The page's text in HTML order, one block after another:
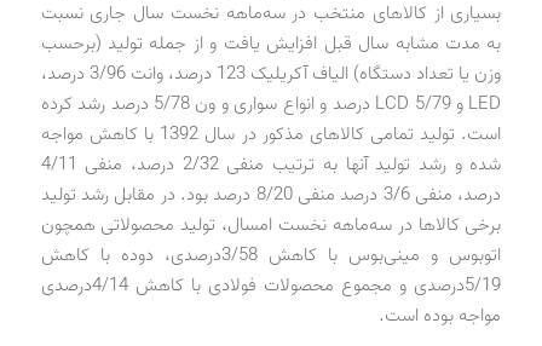
بسیاری از کالاهای منتخب در سه‌ماهه نخست سال جاری نسبت
به مدت مشابه سال قبل افزایش یافت و از جمله تولید (برحسب
وزن یا تعداد دستگاه) الیاف آکریلیک 123 درصد، وانت 3/96 درصد،
LED و LCD 5/79 درصد و انواع سواری و ون 5/78 درصد رشد کرده
است. تولید تمامی کالاهای مذکور در سال 1392 با کاهش مواجه
شده و رشد تولید آنها به ترتیب منفی 2/32 درصد، منفی 4/11
درصد، منفی 3/6 درصد منفی 8/20 درصد بود. در مقابل رشد تولید
برخی کالاها در سه‌ماهه نخست امسال، تولید محصولاتی همچون
اتوبوس و مینی‌بوس با کاهش 3/58‌درصدی، دوده با کاهش
5/19‌درصدی و مجموع محصولات فولادی با کاهش 4/14‌درصدی
مواجه بوده است.